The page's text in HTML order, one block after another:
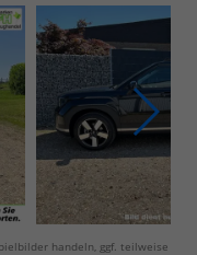
handeln, ggf. teilweise